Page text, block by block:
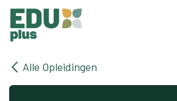
Overslaan naar inhoud
Alle Opleidingen